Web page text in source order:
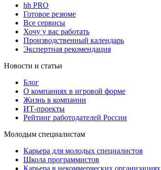
hh PRO
Готовое резюме
Все сервисы
Хочу у вас работать
Производственный календарь
Экспертная рекомендация
Новости и статьи
Блог
О компаниях в игровой форме
Жизнь в компании
ИТ-проекты
Рейтинг работодателей России
Молодым специалистам
Карьера для молодых специалистов
Школа программистов
Карьера в некоммерческих организациях